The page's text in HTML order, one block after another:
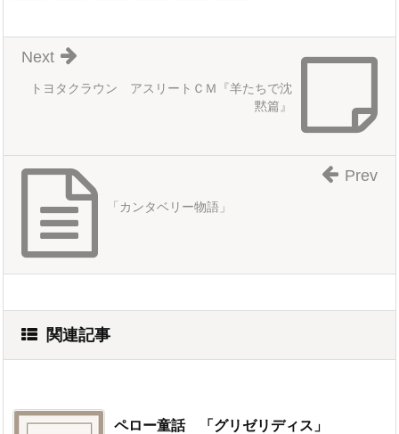
トヨタクラウン アスリートＣＭ『羊たちで沈
黙篇』
Next
「カンタベリー物語」
Prev
関連記事
ペロー童話 「グリゼリディス」